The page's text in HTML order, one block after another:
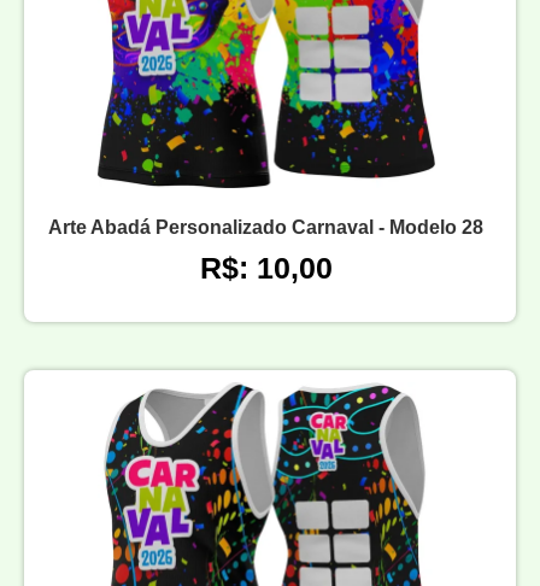
Arte Abadá Personalizado Carnaval - Modelo 28
R$: 10,00